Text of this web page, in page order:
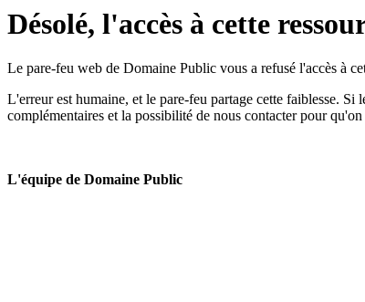
Désolé, l'accès à cette
Le pare-feu web de Domaine Public vous a refusé l'accès à
L'erreur est humaine, et le pare-feu partage cette faiblesse.
complémentaires et la possibilité de nous contacter pour
L'équipe de Domaine Public